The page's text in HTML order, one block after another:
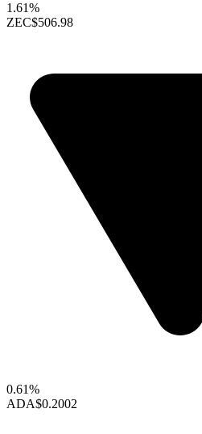
1.61%
ZEC$506.98
0.61%
ADA$0.2002